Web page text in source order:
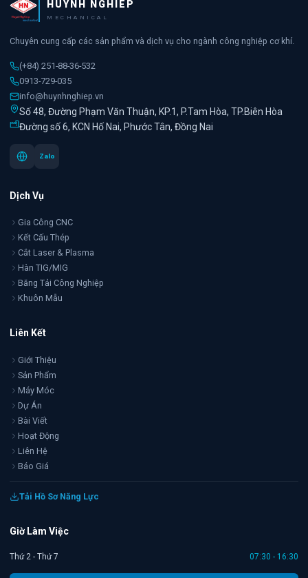
HUYNH NGHIEP
MECHANICAL
Chuyên cung cấp các sản phẩm và dịch vụ cho ngành công nghiệp cơ khí.
(+84) 251-88-36-532
0913-729-035
info@huynhnghiep.vn
Số 48, Đường Phạm Văn Thuận, KP.1, P.Tam Hòa, TP.Biên Hòa
Đường số 6, KCN Hố Nai, Phước Tân, Đồng Nai
Zalo
Dịch Vụ
Gia Công CNC
Kết Cấu Thép
Cắt Laser & Plasma
Hàn TIG/MIG
Băng Tải Công Nghiệp
Khuôn Mẫu
Liên Kết
Giới Thiệu
Sản Phẩm
Máy Móc
Dự Án
Bài Viết
Hoạt Động
Liên Hệ
Báo Giá
Tải Hồ Sơ Năng Lực
Giờ Làm Việc
Thứ 2 - Thứ 7 07:30 - 16:30